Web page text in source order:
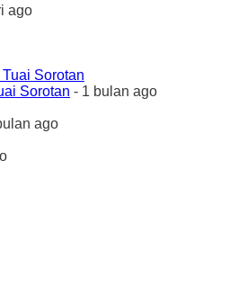
ago
Sorotan - 1 bulan ago
ago